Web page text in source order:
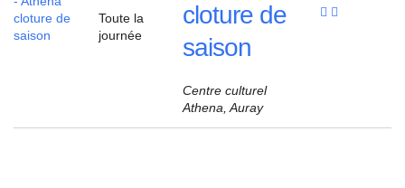
Toute la
jour­née
cloture de
saison
Centre cultu­rel
Athe­na, Auray